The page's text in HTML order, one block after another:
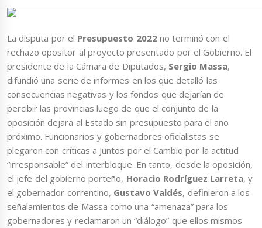
La disputa por el Presupuesto 2022no terminó con el
rechazo opositor al proyecto presentado por el Gobierno. El
presidente de la Cámara de Diputados, Sergio Massa,
difundió una serie de informes en los que detalló las
consecuencias negativas y los fondos que dejarían de
percibir las provincias luego de que el conjunto de la
oposición dejara al Estado sin presupuesto para el año
próximo. Funcionarios y gobernadores oficialistas se
plegaron con críticas a Juntos por el Cambio por la actitud
“irresponsable” del interbloque. En tanto, desde la oposición,
el jefe del gobierno porteño, Horacio Rodríguez Larreta, y
el gobernador correntino, Gustavo Valdés, definieron a los
señalamientos de Massa como una “amenaza” para los
gobernadores y reclamaron un “diálogo” que ellos mismos